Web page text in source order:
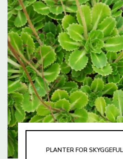
PLANTER FOR